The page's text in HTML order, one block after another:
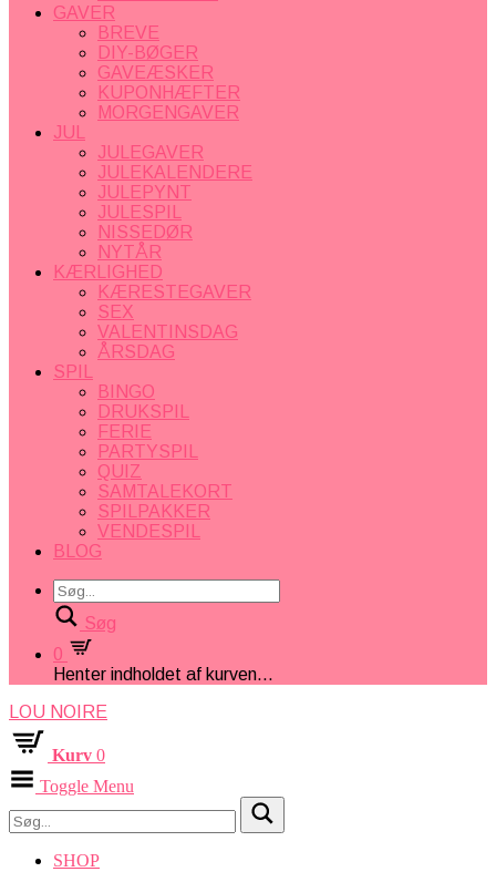
GAVER
BREVE
DIY-BØGER
GAVEÆSKER
KUPONHÆFTER
MORGENGAVER
JUL
JULEGAVER
JULEKALENDERE
JULEPYNT
JULESPIL
NISSEDØR
NYTÅR
KÆRLIGHED
KÆRESTEGAVER
SEX
VALENTINSDAG
ÅRSDAG
SPIL
BINGO
DRUKSPIL
FERIE
PARTYSPIL
QUIZ
SAMTALEKORT
SPILPAKKER
VENDESPIL
BLOG
Søg
0
Henter indholdet af kurven...
LOU NOIRE
Kurv 0
Toggle Menu
SHOP